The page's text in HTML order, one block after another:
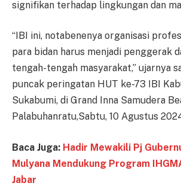
signifikan terhadap lingkungan dan
“IBI ini, notabenenya organisasi
para bidan harus menjadi penggerak
tengah-tengah masyarakat,” ujarnya
puncak peringatan HUT ke-73 IBI
Sukabumi, di Grand Inna Samudera
Palabuhanratu,Sabtu, 10 Agustus
Baca Juga: Hadir Mewakili Pj
Mulyana Mendukung Program
Jabar